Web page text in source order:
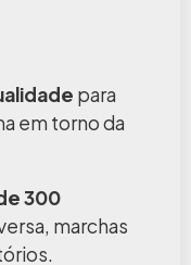
para
em torno da
300
marchas